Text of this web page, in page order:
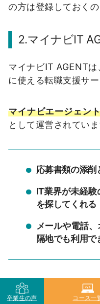
の方は登録しておく
2.マイナビIT
マイナビIT AGENT
に使える転職支援サー
マイナビエージェン
として運営されていま
応募書類の添削
IT業界が未経
を探してくれる
メールや電話
隔地でも利用で
マイナビエージェン
卒業生の声 コース一